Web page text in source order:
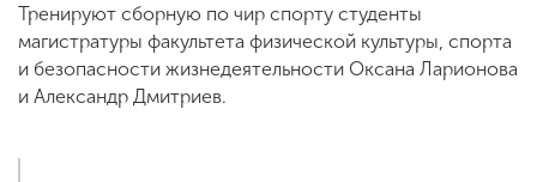
Тренируют сборную по чир спорту студенты
магистратуры факультета физической культуры, спорта
и безопасности жизнедеятельности Оксана Ларионова
и Александр Дмитриев.